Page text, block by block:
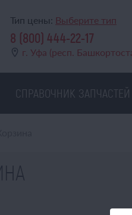
Тип цены: Выберите тип
8 (800) 444-22-17
г. Уфа (респ.
СПРАВОЧНИК ЗАПЧАСТЕЙ